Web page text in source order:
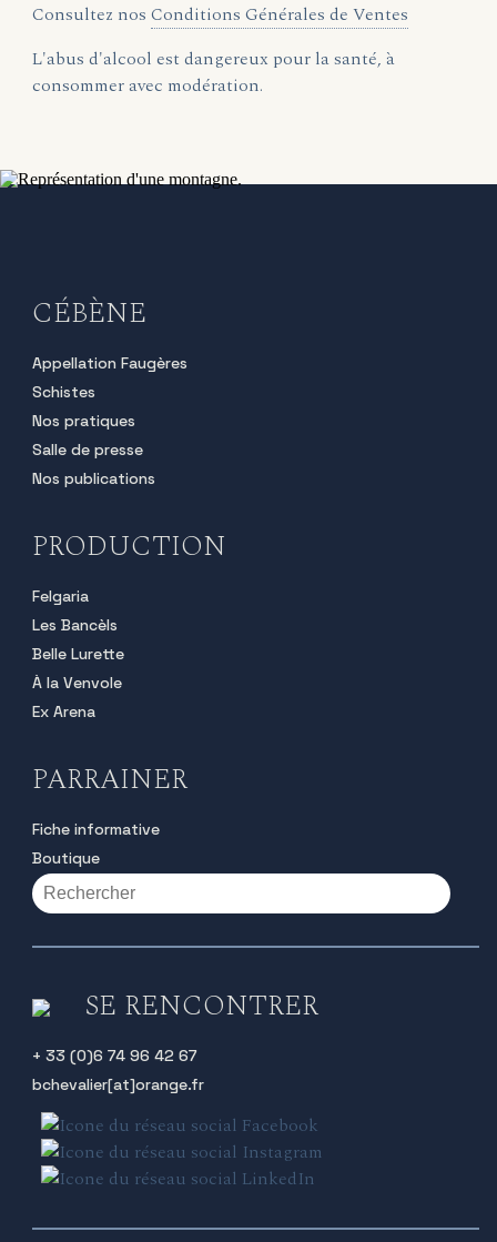
Consultez nosConditions Générales de Ventes
L'abus d'alcool est dangereux pour la santé, à
consommer avec modération.
CÉBÈNE
Appellation Faugères
Schistes
Nos pratiques
Salle de presse
Nos publications
PRODUCTION
Felgaria
Les Bancèls
Belle Lurette
À la Venvole
Ex Arena
PARRAINER
Fiche informative
Boutique
SE RENCONTRER
+ 33 (0)6 74 96 42 67
bchevalier[at]orange.fr